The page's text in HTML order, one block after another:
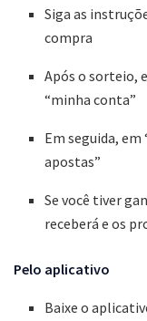
Siga as
compra
Após o sorteio,
“minha conta”
Em seguida,
apostas”
Se você tiver
receberá e os
Pelo aplicativo
Baixe o